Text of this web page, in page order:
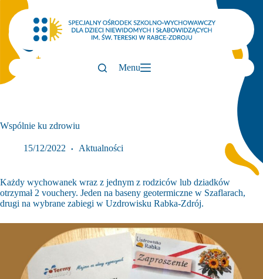
treści
Menu
Wspólnie ku zdrowiu
15/12/2022 Aktualności
Każdy wychowanek wraz z jednym z rodziców lub dziadków
otrzymał 2 vouchery. Jeden na baseny geotermiczne w Szaflarach,
drugi na wybrane zabiegi w Uzdrowisku Rabka-Zdrój.